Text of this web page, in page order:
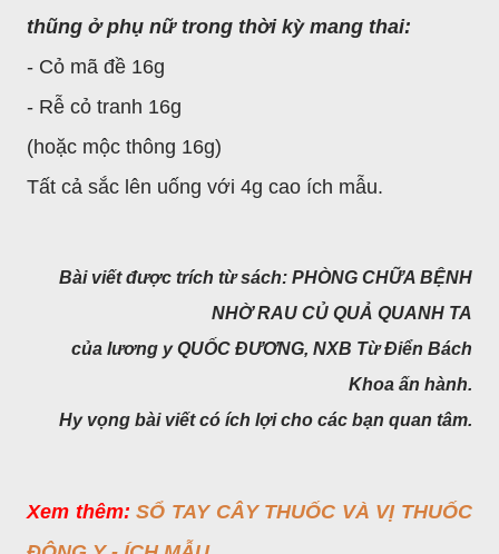
thũng ở phụ nữ trong thời kỳ mang thai:
- Cỏ mã đề 16g
- Rễ cỏ tranh 16g
(hoặc mộc thông 16g)
Tất cả sắc lên uống với 4g cao ích mẫu.
Bài viết được trích từ sách: PHÒNG CHỮA BỆNH
NHỜ RAU CỦ QUẢ QUANH TA
của lương y QUỐC ĐƯƠNG, NXB Từ Điển Bách
Khoa ấn hành.
Hy vọng bài viết có ích lợi cho các bạn quan tâm.
Xem thêm:SỔ TAY CÂY THUỐC VÀ VỊ THUỐC